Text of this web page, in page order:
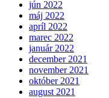
jún 2022
máj 2022
apríl 2022
marec 2022
január 2022
december 2021
november 2021
október 2021
august 2021